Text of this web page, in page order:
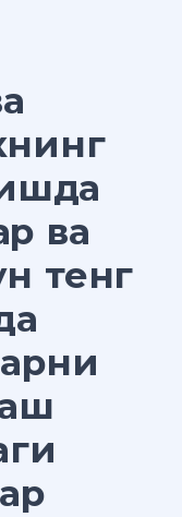
ва
тенг